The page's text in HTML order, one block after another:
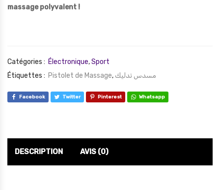
massage polyvalent !
Catégories : Électronique,Sport
Étiquettes : Pistolet de Massage, مسدس تدليك
Facebook Twitter Pinterest Whatsapp
DESCRIPTION AVIS (0)